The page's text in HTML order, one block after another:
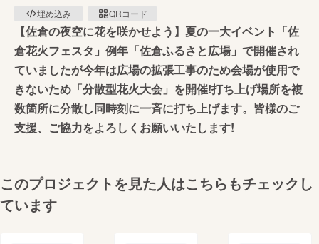
埋め込み
QRコード
【佐倉の夜空に花を咲かせよう】夏の一大イベント「佐
倉花火フェスタ」例年「佐倉ふるさと広場」で開催され
ていましたが今年は広場の拡張工事のため会場が使用で
きないため「分散型花火大会」を開催!打ち上げ場所を複
数箇所に分散し同時刻に一斉に打ち上げます。皆様のご
支援、ご協力をよろしくお願いいたします!
このプロジェクトを見た人はこちらもチェックし
ています